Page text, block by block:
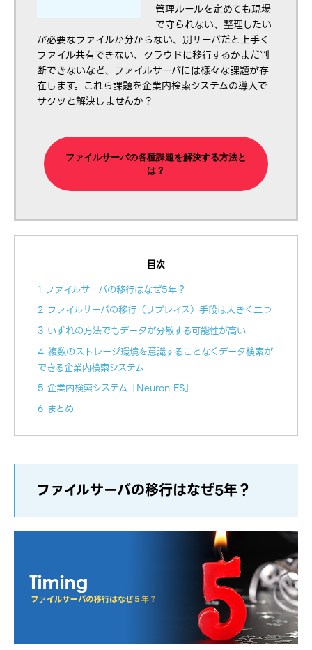
管理ルールを定めても現場
で守られない、整理したい
が必要なファイルか分からない、別サーバだと上手く
ファイル共有できない、クラウドに移行するかまだ判
断できないなど、ファイルサーバには様々な課題が存
在します。これら課題を企業内検索システムの導入で
サクッと解決しませんか？
ファイルサーバの各種課題を解決する方法と
は？
目次
1 ファイルサーバの移行はなぜ5年？
2 ファイルサーバの移行（リプレイス）手段は大きく二つ
3 いずれの方法でもデータが分散する可能性が高い
4 複数のストレージ環境を意識することなくデータ検索が
できる企業内検索システム
5 企業内検索システム「Neuron ES」
6 まとめ
ファイルサーバの移行はなぜ5年？